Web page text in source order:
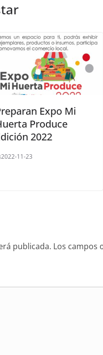
Expo Mi
Produce
2022
2022-11-23
publicada. Los campos